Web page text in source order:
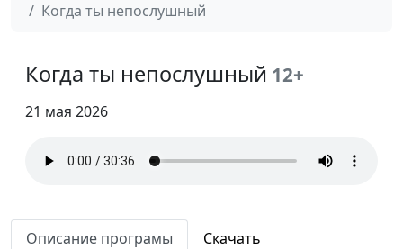
Когда ты непослушный
Когда ты непослушный 12+
21 мая 2026
Описание програмы Скачать